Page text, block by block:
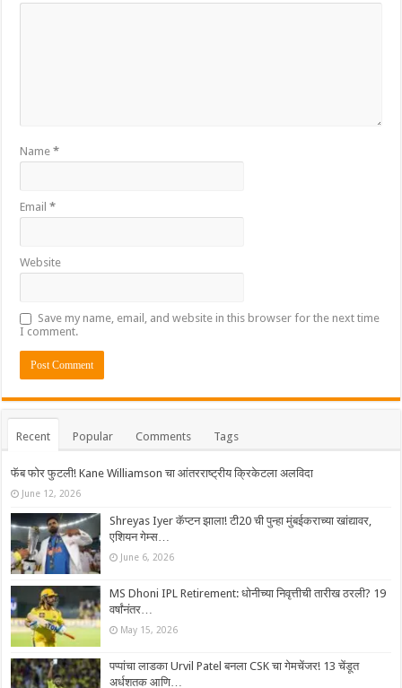
Name*
Email*
Website
Save my name, email, and website in this browser for the next time
I comment.
Recent Popular Comments Tags
फॅब फोर फुटली! Kane Williamson चा आंतरराष्ट्रीय क्रिकेटला अलविदा
June 12, 2026
Shreyas Iyer कॅप्टन झाला! टी20 ची पुन्हा मुंबईकराच्या खांद्यावर,
एशियन गेम्स…
June 6, 2026
MS Dhoni IPL Retirement: धोनीच्या निवृत्तीची तारीख ठरली? 19
वर्षांनंतर…
May 15, 2026
पप्पांचा लाडका Urvil Patel बनला CSK चा गेमचेंजर! 13 चेंडूत
अर्धशतक आणि…